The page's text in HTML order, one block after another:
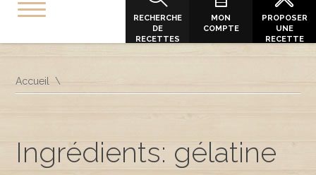
RECHERCHE
DE
RECETTES
MON
COMPTE
PROPOSER
UNE
RECETTE
Accueil
Ingrédients: gélatine